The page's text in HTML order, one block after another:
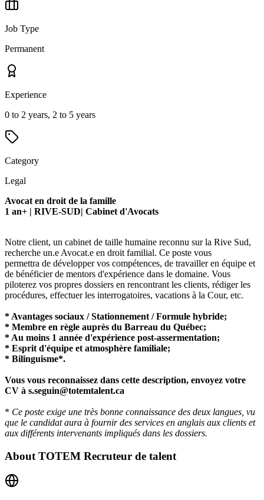
Job Type
Permanent
Experience
0 to 2 years, 2 to 5 years
Category
Legal
Avocat en droit de la famille
1 an+ | RIVE-SUD| Cabinet d'Avocats
Notre client, un cabinet de taille humaine reconnu sur la Rive Sud,
recherche un.e Avocat.e en droit familial. Ce poste vous
permettra de développer vos compétences, de travailler en équipe et
de bénéficier de mentors d'expérience dans le domaine. Vous
piloterez vos propres dossiers en rencontrant les clients, rédiger les
procédures, effectuer les interrogatoires, vacations à la Cour, etc.
* Avantages sociaux / Stationnement / Formule hybride;
* Membre en règle auprès du Barreau du Québec;
* Au moins 1 année d'expérience post-assermentation;
* Esprit d'équipe et atmosphère familiale;
* Bilinguisme*.
Vous vous reconnaissez dans cette description, envoyez votre
CV à s.seguin@totemtalent.ca
* Ce poste exige une très bonne connaissance des deux langues, vu
que le candidat aura à fournir des services en anglais aux clients et
aux différents intervenants impliqués dans les dossiers.
About TOTEM Recruteur de talent